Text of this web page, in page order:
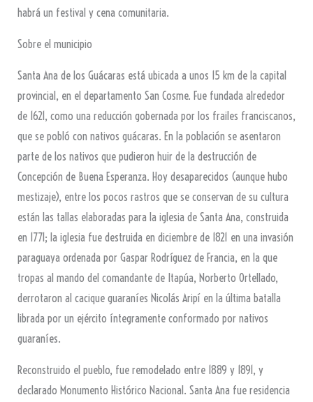
habrá un festival y cena comunitaria.
Sobre el municipio
Santa Ana de los Guácaras está ubicada a unos 15 km de la capital
provincial, en el departamento San Cosme. Fue fundada alrededor
de 1621, como una reducción gobernada por los frailes franciscanos,
que se pobló con nativos guácaras. En la población se asentaron
parte de los nativos que pudieron huir de la destrucción de
Concepción de Buena Esperanza. Hoy desaparecidos (aunque hubo
mestizaje), entre los pocos rastros que se conservan de su cultura
están las tallas elaboradas para la iglesia de Santa Ana, construida
en 1771; la iglesia fue destruida en diciembre de 1821 en una invasión
paraguaya ordenada por Gaspar Rodríguez de Francia, en la que
tropas al mando del comandante de Itapúa, Norberto Ortellado,
derrotaron al cacique guaraníes Nicolás Aripí en la última batalla
librada por un ejército íntegramente conformado por nativos
guaraníes.
Reconstruido el pueblo, fue remodelado entre 1889 y 1891, y
declarado Monumento Histórico Nacional. Santa Ana fue residencia